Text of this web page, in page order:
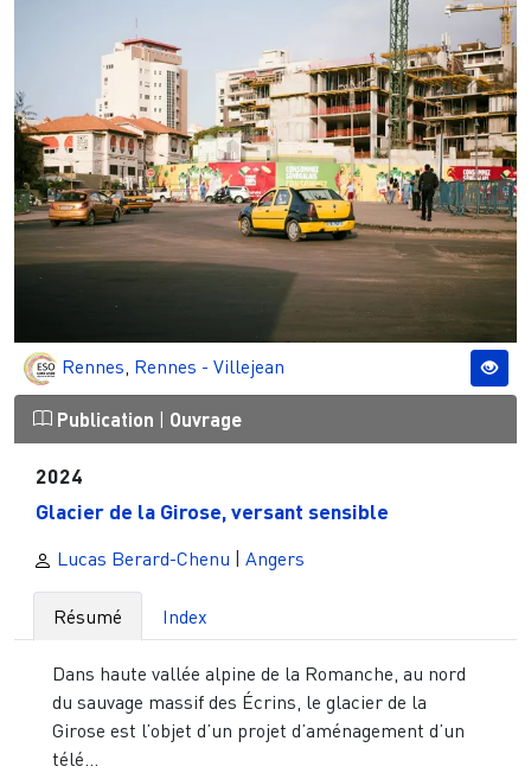
Rennes Rennes - Villejean
Publication | Ouvrage
2024
Glacier de la Girose, versant sensible
Lucas Berard-Chenu Angers
Résumé Index
Dans haute vallée alpine de la Romanche, au nord
du sauvage massif des Écrins, le glacier de la
Girose est l’objet d’un projet d’aménagement d’un
télé...